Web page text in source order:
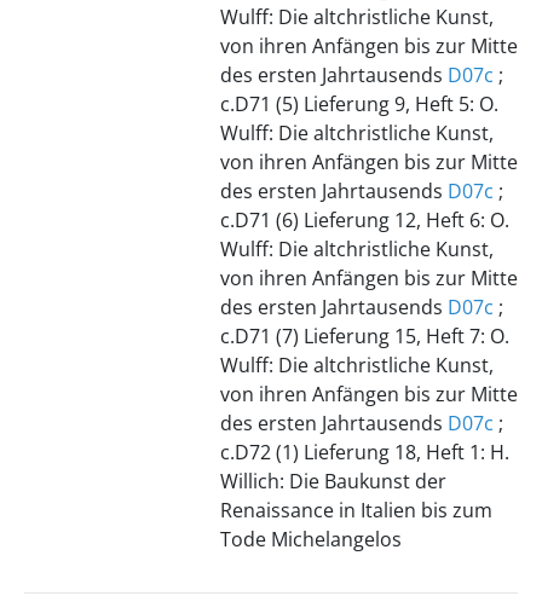
Wulff: Die altchristliche Kunst,
von ihren Anfängen bis zur Mitte
des ersten Jahrtausends D07c ;
c.D71 (5) Lieferung 9, Heft 5: O.
Wulff: Die altchristliche Kunst,
von ihren Anfängen bis zur Mitte
des ersten Jahrtausends D07c ;
c.D71 (6) Lieferung 12, Heft 6: O.
Wulff: Die altchristliche Kunst,
von ihren Anfängen bis zur Mitte
des ersten Jahrtausends D07c ;
c.D71 (7) Lieferung 15, Heft 7: O.
Wulff: Die altchristliche Kunst,
von ihren Anfängen bis zur Mitte
des ersten Jahrtausends D07c ;
c.D72 (1) Lieferung 18, Heft 1: H.
Willich: Die Baukunst der
Renaissance in Italien bis zum
Tode Michelangelos